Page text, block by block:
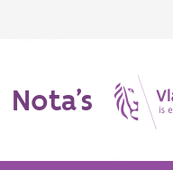
Nota's